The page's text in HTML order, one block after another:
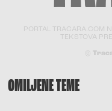
PORTAL TRACARA.COM
TEKSTOVA
©
OMILJENE TEME